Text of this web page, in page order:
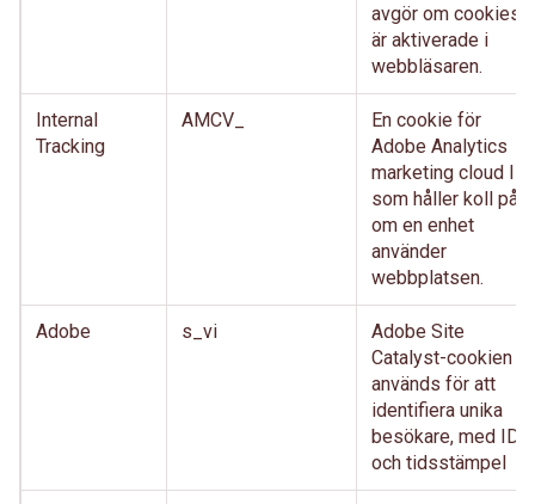
avgör om cookies
är aktiverade i
webbläsaren.
Internal
Tracking
AMCV_
En cookie för
Adobe Analytics
marketing cloud ID,
som håller koll på
om en enhet
använder
webbplatsen.
Adobe s_vi
Adobe Site
Catalyst-cookien
används för att
identifiera unika
besökare, med ID
och tidsstämpel